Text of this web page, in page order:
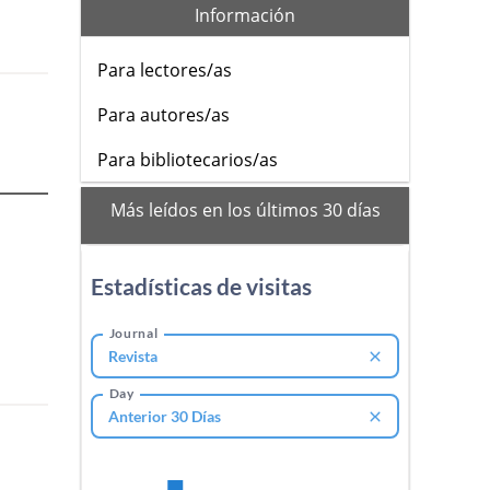
Información
Para lectores/as
Para autores/as
Para bibliotecarios/as
mas_vistos
Más leídos en los últimos 30 días